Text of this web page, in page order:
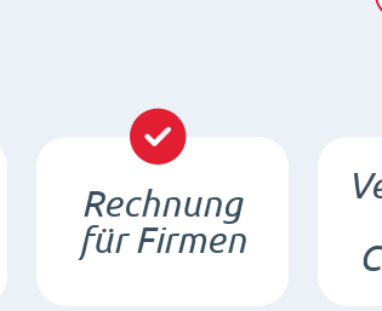
Rechnung
für Firmen